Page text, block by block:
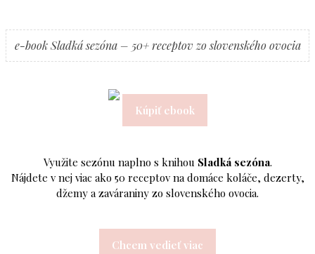
e-book Sladká sezóna – 50+ receptov zo slovenského ovocia
Kúpiť ebook
Využite sezónu naplno s knihou Sladká sezóna.
Nájdete v nej viac ako 50 receptov na domáce koláče, dezerty,
džemy a zaváraniny zo slovenského ovocia.
Chcem vedieť viac